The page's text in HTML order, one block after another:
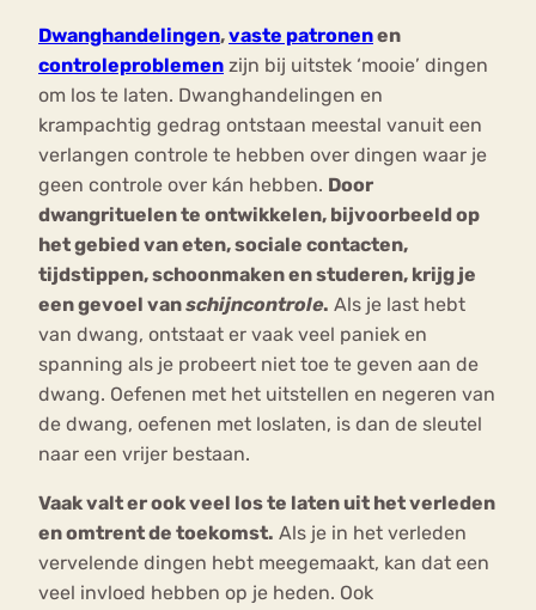
Dwanghandelingen,vaste patronenen
controleproblemen zijn bij uitstek ‘mooie’ dingen
om los te laten. Dwanghandelingen en
krampachtig gedrag ontstaan meestal vanuit een
verlangen controle te hebben over dingen waar je
geen controle over kán hebben. Door
dwangrituelen te ontwikkelen, bijvoorbeeld op
het gebied van eten, sociale contacten,
tijdstippen, schoonmaken en studeren, krijg je
een gevoel vanschijncontrole. Als je last hebt
van dwang, ontstaat er vaak veel paniek en
spanning als je probeert niet toe te geven aan de
dwang. Oefenen met het uitstellen en negeren van
de dwang, oefenen met loslaten, is dan de sleutel
naar een vrijer bestaan.
Vaak valt er ook veel los te laten uit het verleden
en omtrent de toekomst. Als je in het verleden
vervelende dingen hebt meegemaakt, kan dat een
veel invloed hebben op je heden. Ook